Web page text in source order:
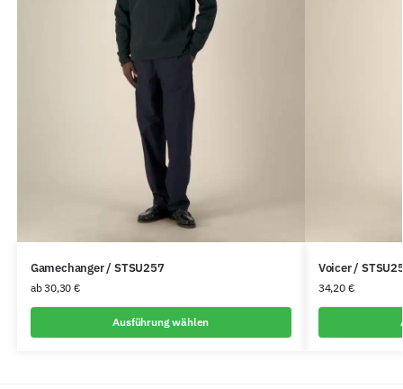
Gamechanger / STSU257
ab30,30€
Ausführung wählen
Voicer /
34,20 €